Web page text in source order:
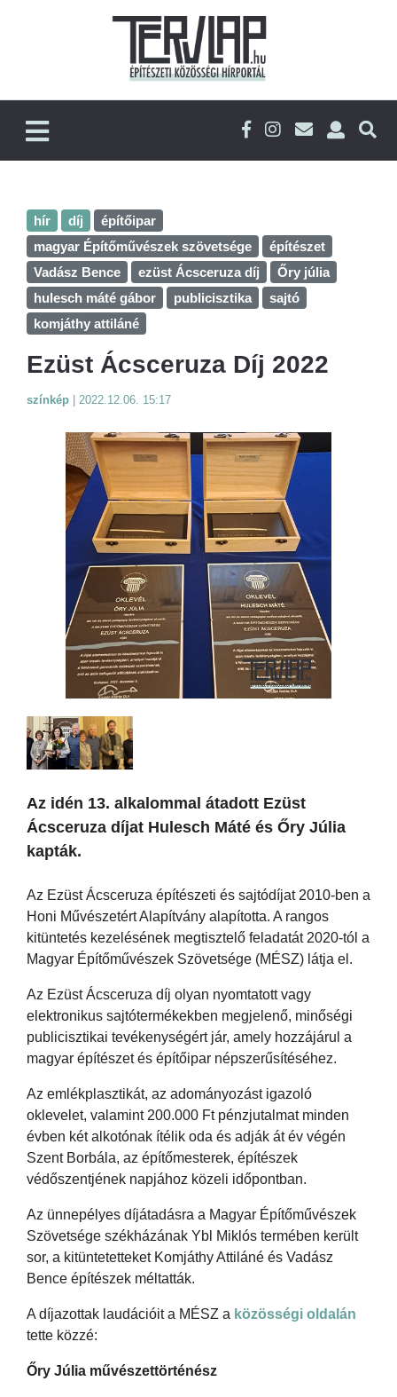
hír díj
építőipar
magyar Építőművészek szövetsége
építészet
Vadász Bence
ezüst Ácsceruza díj
Őry júlia
hulesch máté gábor
publicisztika
sajtó
komjáthy attiláné
Ezüst Ácsceruza Díj 2022
színkép 2022.12.06. 15:17
Az idén 13. alkalommal átadott Ezüst
Ácsceruza díjat Hulesch Máté és Őry Júlia
kapták.
Az Ezüst Ácsceruza építészeti és sajtódíjat 2010-ben a
Honi Művészetért Alapítvány alapította. A rangos
kitüntetés kezelésének megtisztelő feladatát 2020-tól a
Magyar Építőművészek Szövetsége (MÉSZ) látja el.
Az Ezüst Ácsceruza díj olyan nyomtatott vagy
elektronikus sajtótermékekben megjelenő, minőségi
publicisztikai tevékenységért jár, amely hozzájárul a
magyar építészet és építőipar népszerűsítéséhez.
Az emlékplasztikát, az adományozást igazoló
oklevelet, valamint 200.000 Ft pénzjutalmat minden
évben két alkotónak ítélik oda és adják át év végén
Szent Borbála, az építőmesterek, építészek
védőszentjének napjához közeli időpontban.
Az ünnepélyes díjátadásra a Magyar Építőművészek
Szövetsége székházának Ybl Miklós termében került
sor, a kitüntetetteket Komjáthy Attiláné és Vadász
Bence építészek méltatták.
A díjazottak laudációit a MÉSZ a közösségi oldalán
tette közzé:
Őry Júlia művészettörténész